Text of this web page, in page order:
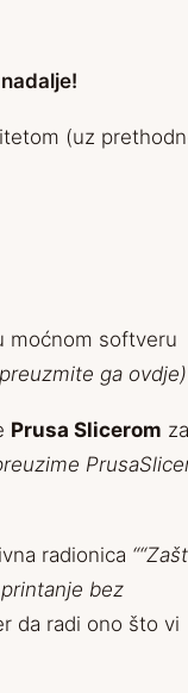
(uz
moćnom softveru
ga ovdje)
Prusa Slicerom za
radionica
bez
da radi ono što vi